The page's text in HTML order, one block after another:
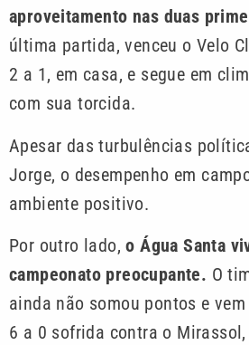
aproveitamento nas duas
última partida, venceu o Velo
2 a 1, em casa, e segue em
com sua torcida.
Apesar das turbulências
Jorge, o desempenho em
ambiente positivo.
Por outro lado,o Água Santa
campeonato preocupante. O
ainda não somou pontos e
6 a 0 sofrida contra o